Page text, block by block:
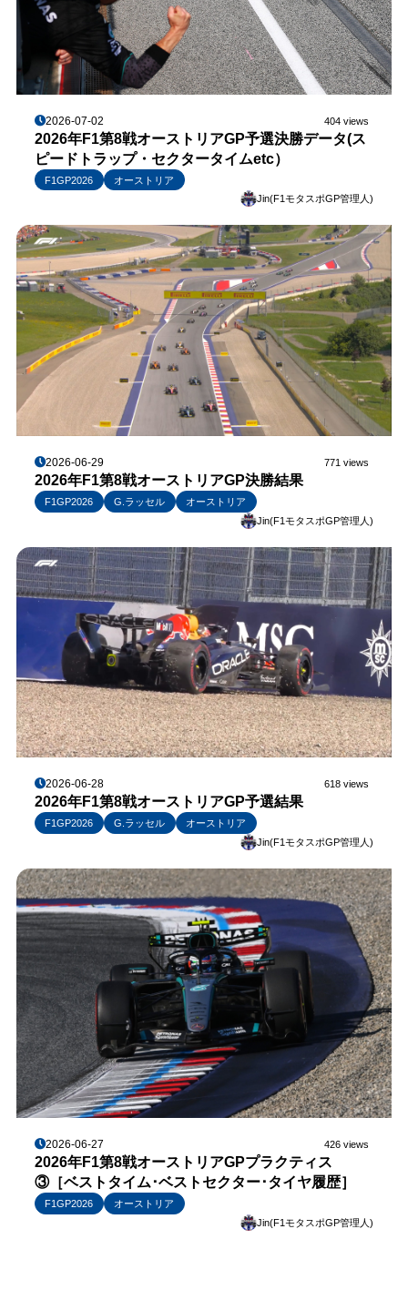
2026-07-02 404 views
2026年F1第8戦オーストリアGP予選決勝データ(ス
ピードトラップ・セクタータイムetc）
F1GP2026
オーストリア
Jin(F1モタスポGP管理人)
2026-06-29 771 views
2026年F1第8戦オーストリアGP決勝結果
F1GP2026 G.ラッセル
オーストリア
Jin(F1モタスポGP管理人)
2026-06-28 618 views
2026年F1第8戦オーストリアGP予選結果
F1GP2026 G.ラッセル
オーストリア
Jin(F1モタスポGP管理人)
2026-06-27 426 views
2026年F1第8戦オーストリアGPプラクティス
③［ベストタイム･ベストセクター･タイヤ履歴］
F1GP2026
オーストリア
Jin(F1モタスポGP管理人)